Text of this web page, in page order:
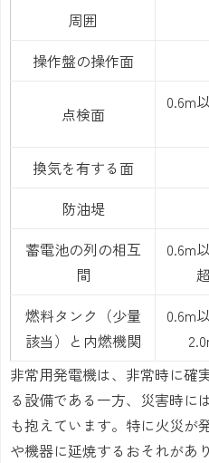
周囲
操作盤の操作面
点検面
0.6m
換気を有する面
防油堤
蓄電池の列の相互
間
0.6m
燃料タンク（少量
該当）と内燃機関
0.6m
非常用発電機は、非常時に確
る設備である一方、災害時に
も抱えています。特に火災が
や機器に延焼するおそれがあ